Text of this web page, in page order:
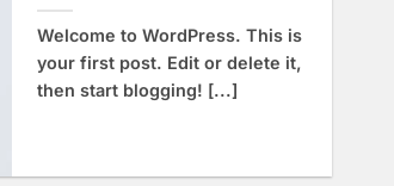
Welcome to WordPress. This is
your first post. Edit or delete it,
then start blogging! [...]